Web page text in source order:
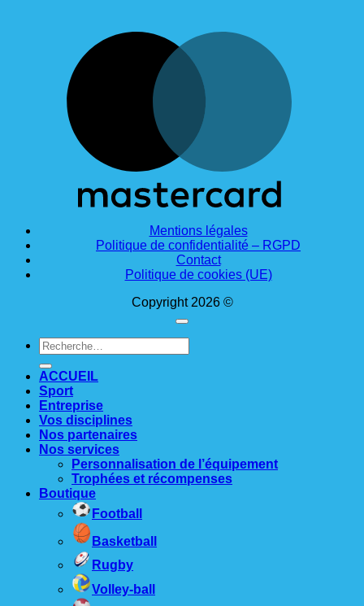
Mentions légales
Politique de confidentialité – RGPD
Contact
Politique de cookies (UE)
Copyright 2026 ©
Recherche
pour :
ACCUEIL
Sport
Entreprise
Vos disciplines
Nos partenaires
Nos services
Personnalisation de l’équipement
Trophées et récompenses
Boutique
Football
Basketball
Rugby
Volley-ball